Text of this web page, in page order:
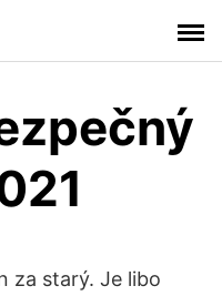
za starý. Je libo